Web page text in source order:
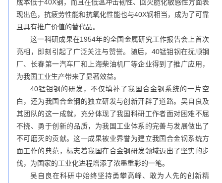
成本低于40X钢，而且在低温冲击韧性、回火脆化敏感性方面表
现出色，抗疲劳性能和抗氧化性能也与40X钢相当，成为了可靠
且具有推广价值的替代品。
这一科研成果在1954年的全国金属研究工作报告会上首次
亮相，即刻引起了广泛关注与赞誉。随后，40锰钼钢在抚顺钢
厂、长春第一汽车厂和上海柴油机厂等企业得到了推广应用，
为我国工业生产带来了显著效益。
40锰钼钢的研发，不仅填补了我国合金钢系统的一片空
白，还为我国合金钢的独立研发与创新开辟了道路。吴自良及
其团队的这一成就，充分体现了我国科研工作者面对困难不屈
不挠、勇于创新的品质，为我国工业体系的完善与发展做出了
不可磨灭的贡献。这一成果被业界誉为建立我国合金钢系统方
面工作的典范，标志着我国在合金钢研发领域迈出了坚实的步
伐，为国家的工业化进程增添了浓墨重彩的一笔。
吴自良在科研中始终坚持勇攀高峰、敢为人先的创新精